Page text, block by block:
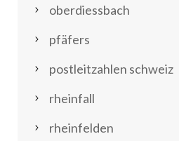
oberdiessbach
pfäfers
postleitzahlen schweiz
rheinfall
rheinfelden